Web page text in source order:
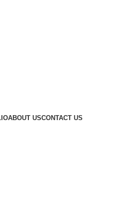
ABOUT USCONTACT US